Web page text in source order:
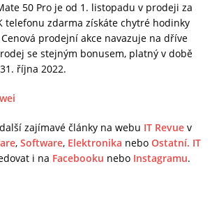
50 Pro je od 1. listopadu v prodeji za
telefonu zdarma získáte chytré hodinky
prodejní akce navazuje na dříve
se stejným bonusem, platný v době
října 2022.
zajímavé články na webu IT Revue v
, Software, Elektronika nebo Ostatní. IT
i na Facebooku nebo Instagramu.